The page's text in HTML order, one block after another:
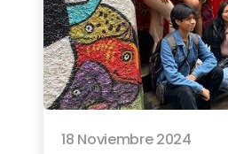
18 Noviembre 2024